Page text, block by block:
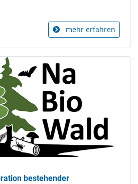
mehr erfahren
bestehender